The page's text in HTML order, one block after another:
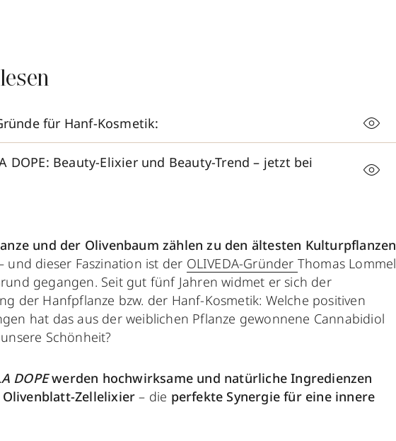
für Hanf-Kosmetik:
DOPE: Beauty-Elixier und Beauty-Trend – jetzt bei
und der Olivenbaum zählen zu den ältesten Kulturpflanzen
und dieser Faszination ist der OLIVEDA-Gründer Thomas Lommel
gegangen. Seit gut fünf Jahren widmet er sich der
der Hanfpflanze bzw. der Hanf-Kosmetik: Welche positiven
hat das aus der weiblichen Pflanze gewonnene Cannabidiol
Schönheit?
DOPEwerden hochwirksame und natürliche Ingredienzen
Olivenblatt-Zellelixier– die perfekte Synergie für eine innere